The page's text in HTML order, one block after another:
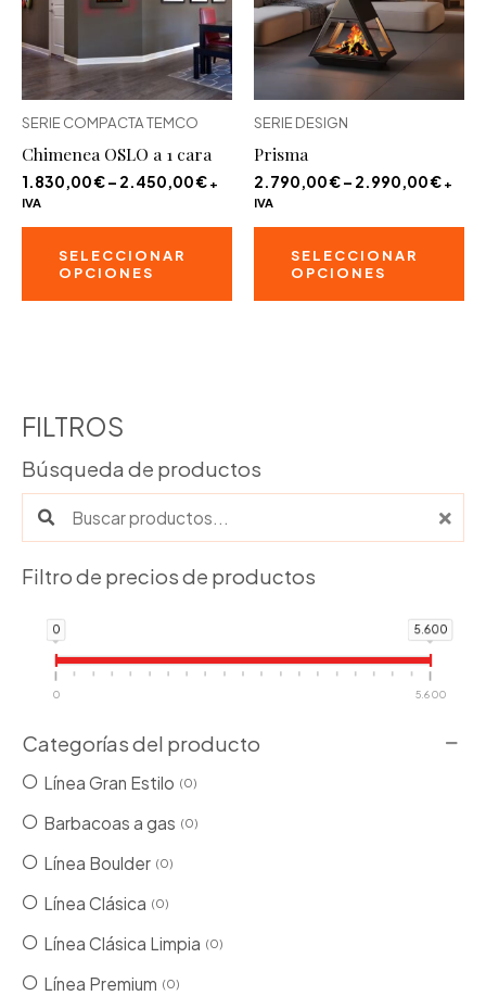
elegir
en
la
producto
en
la
SERIE COMPACTA TEMCO
Chimenea OSLO a 1 cara
1.830,00€– 2.450,00€ +
IVA
SELECCIONAR
OPCIONES
Este
producto
pueden
elegir
página
SERIE DESIGN
Prisma
2.790,00€– 2.990,00€ +
IVA
SELECCIONAR
OPCIONES
FILTROS
Búsqueda de productos
Buscar productos:
Filtro de precios de productos
0 5.600
0 5.600
Categorías del producto
Línea Gran Estilo 0
Barbacoas a gas 0
Línea Boulder 0
Línea Clásica 0
Línea Clásica Limpia 0
Línea Premium 0